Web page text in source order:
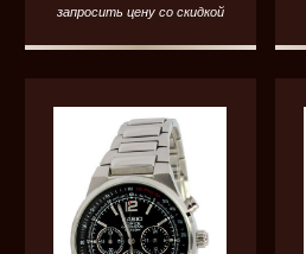
запросить цену со скидкой